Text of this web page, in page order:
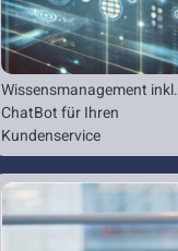
Wissensmanagement inkl.
ChatBot für Ihren
Kundenservice